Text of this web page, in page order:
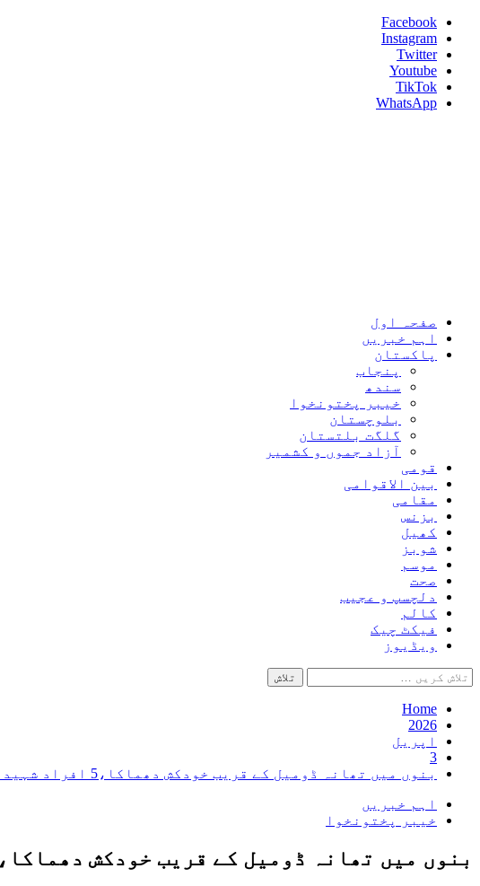
Skip
content
Facebook
Instagram
Twitter
Youtube
TikTok
WhatsApp
صفحہ اول
اہم خبریں
پاکستان
پنجاب
سندھ
خیبر پختونخوا
بلوچستان
گلگت بلتستان
آزاد جموں و کشمیر
قومی
بین الاقوامی
مقامی
بزنس
کھیل
شوبز
موسم
صحت
دلچسپ و عجیب
کالم
فیکٹ چیک
ویڈیوز
تلاش
کریں
برائے:Home
2026
اپریل
3
بنوں میں تھانہ ڈومیل کے قریب خودکش دھماکا،5 افراد شہید،4زخمی
اہم خبریں
خیبر پختونخوا
بنوں میں تھانہ ڈومیل کے قریب خودکش دھماکا،5 افراد شہید،4زخمی